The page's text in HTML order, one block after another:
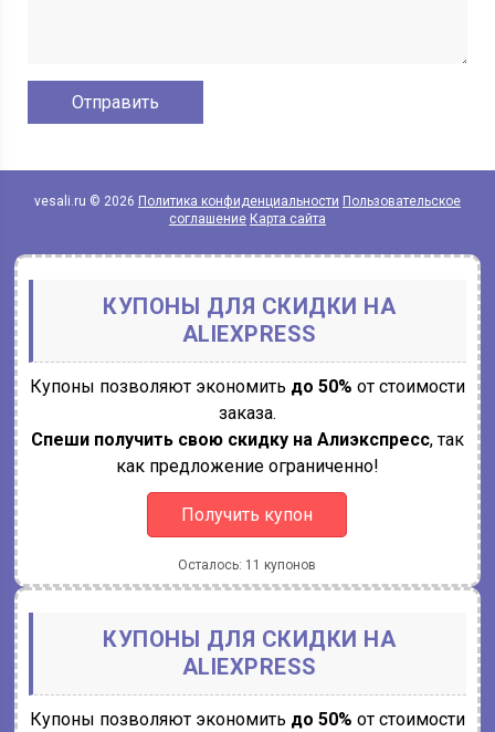
vesali.ru © 2026 Политика конфиденциальности Пользовательское
соглашение Карта сайта
КУПОНЫ ДЛЯ СКИДКИ НА
ALIEXPRESS
Купоны позволяют экономить до 50% от стоимости
заказа.
Спеши получить свою скидку на Алиэкспресс, так
как предложение ограниченно!
Получить купон
Осталось: 11 купонов
КУПОНЫ ДЛЯ СКИДКИ НА
ALIEXPRESS
Купоны позволяют экономить до 50% от стоимости